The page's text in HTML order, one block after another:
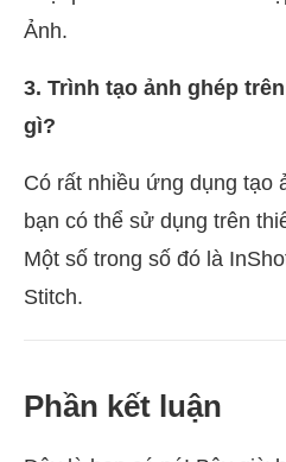
Ảnh.
3. Trình tạo ảnh ghép
gì?
Có rất nhiều ứng dụng tạo
bạn có thể sử dụng trên
Một số trong số đó là
Stitch.
Phần kết luận